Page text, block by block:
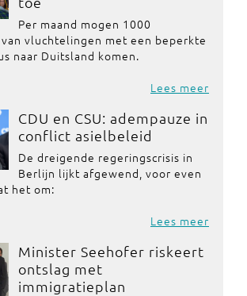
Per maand mogen 1000
vluchtelingen met een beperkte
naar Duitsland komen.
Lees meer
CDU en CSU: adempauze in
conflict asielbeleid
De dreigende regeringscrisis in
Berlijn lijkt afgewend, voor even
het om:
Lees meer
Minister Seehofer riskeert
ontslag met
immigratieplan